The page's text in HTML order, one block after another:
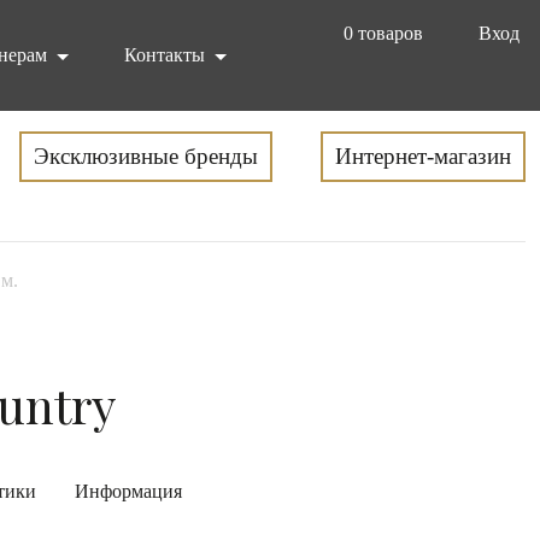
0 товаров
Вход
Контакты
Эксклюзивные бренды Интернет-магазин
Информация